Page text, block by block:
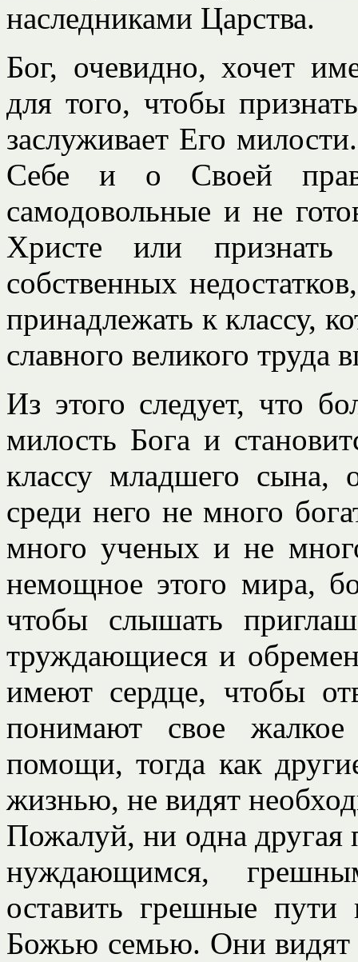
наследниками Царства.
Бог, очевидно, хочет
для того, чтобы
заслуживает Его
Себе и о Своей
самодовольные и не
Христе или признать
собственных
принадлежать к классу,
славного великого труда
Из этого следует, что
милость Бога и
классу младшего сына,
среди него не много
много ученых и не
немощное этого мира,
чтобы слышать
труждающиеся и
имеют сердце, чтобы
понимают свое
помощи, тогда как
жизнью, не видят
Пожалуй, ни одна
нуждающимся,
оставить грешные
Божью семью. Они видят